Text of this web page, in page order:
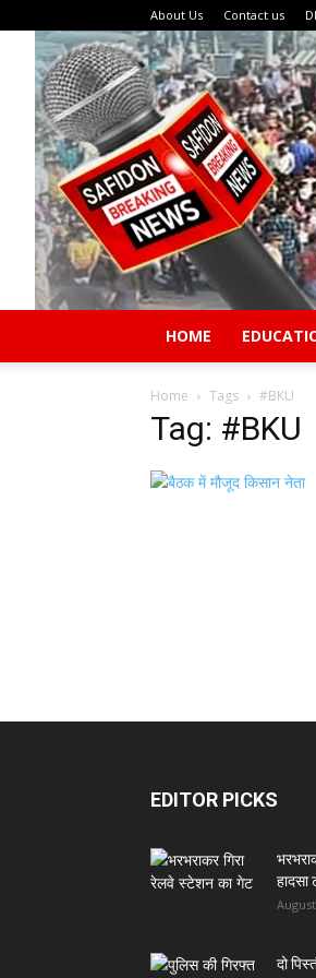
About Us Contact us
HOME
Home Tags #BKU
Tag: #BKU
EDITOR PICKS
हादसा
दो